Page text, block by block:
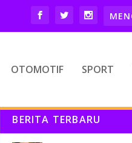
OTOMOTIF SPORT
BERITA TERBARU